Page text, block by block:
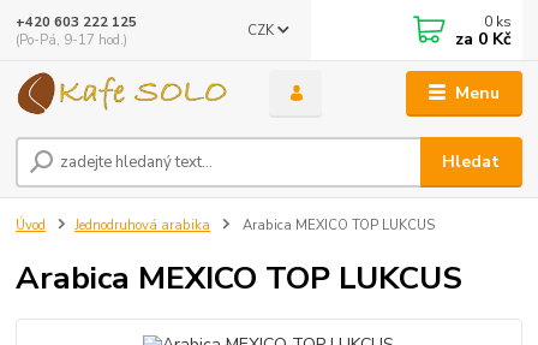
Menu
CZK
Hledat
+420 603 222 125
(Po-Pá, 9-17 hod.)
0 ks
za 0 Kč
Úvod Jednodruhová arabika Arabica MEXICO TOP LUKCUS
Arabica MEXICO TOP LUKCUS